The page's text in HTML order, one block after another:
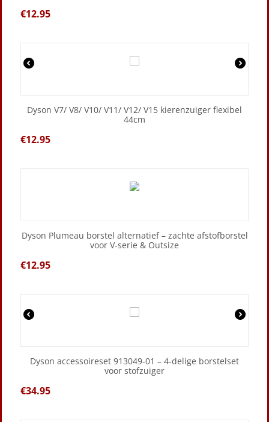
€12.95
Dyson V7/ V8/ V10/ V11/ V12/ V15 kierenzuiger flexibel
44cm
€12.95
Dyson Plumeau borstel alternatief – zachte afstofborstel
voor V-serie & Outsize
€12.95
Dyson accessoireset 913049-01 – 4-delige borstelset
voor stofzuiger
€34.95